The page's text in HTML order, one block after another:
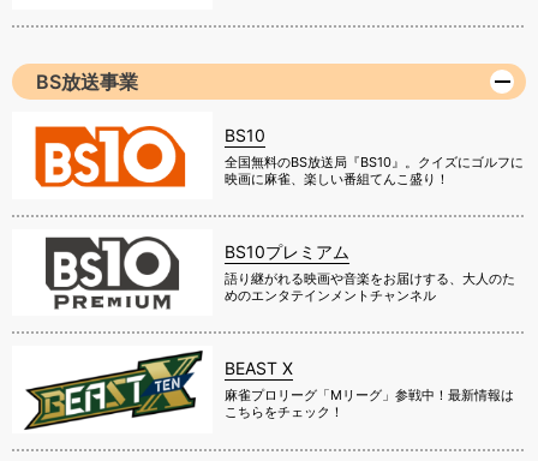
BS放送事業
BS10
全国無料のBS放送局『BS10』。クイズにゴルフに
映画に麻雀、楽しい番組てんこ盛り！
BS10プレミアム
語り継がれる映画や音楽をお届けする、大人のた
めのエンタテインメントチャンネル
BEAST X
麻雀プロリーグ「Mリーグ」参戦中！最新情報は
こちらをチェック！